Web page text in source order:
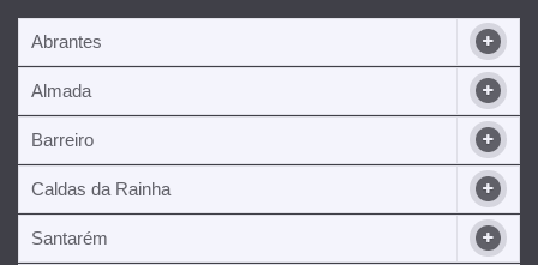
Abrantes
Almada
Barreiro
Caldas da Rainha
Santarém